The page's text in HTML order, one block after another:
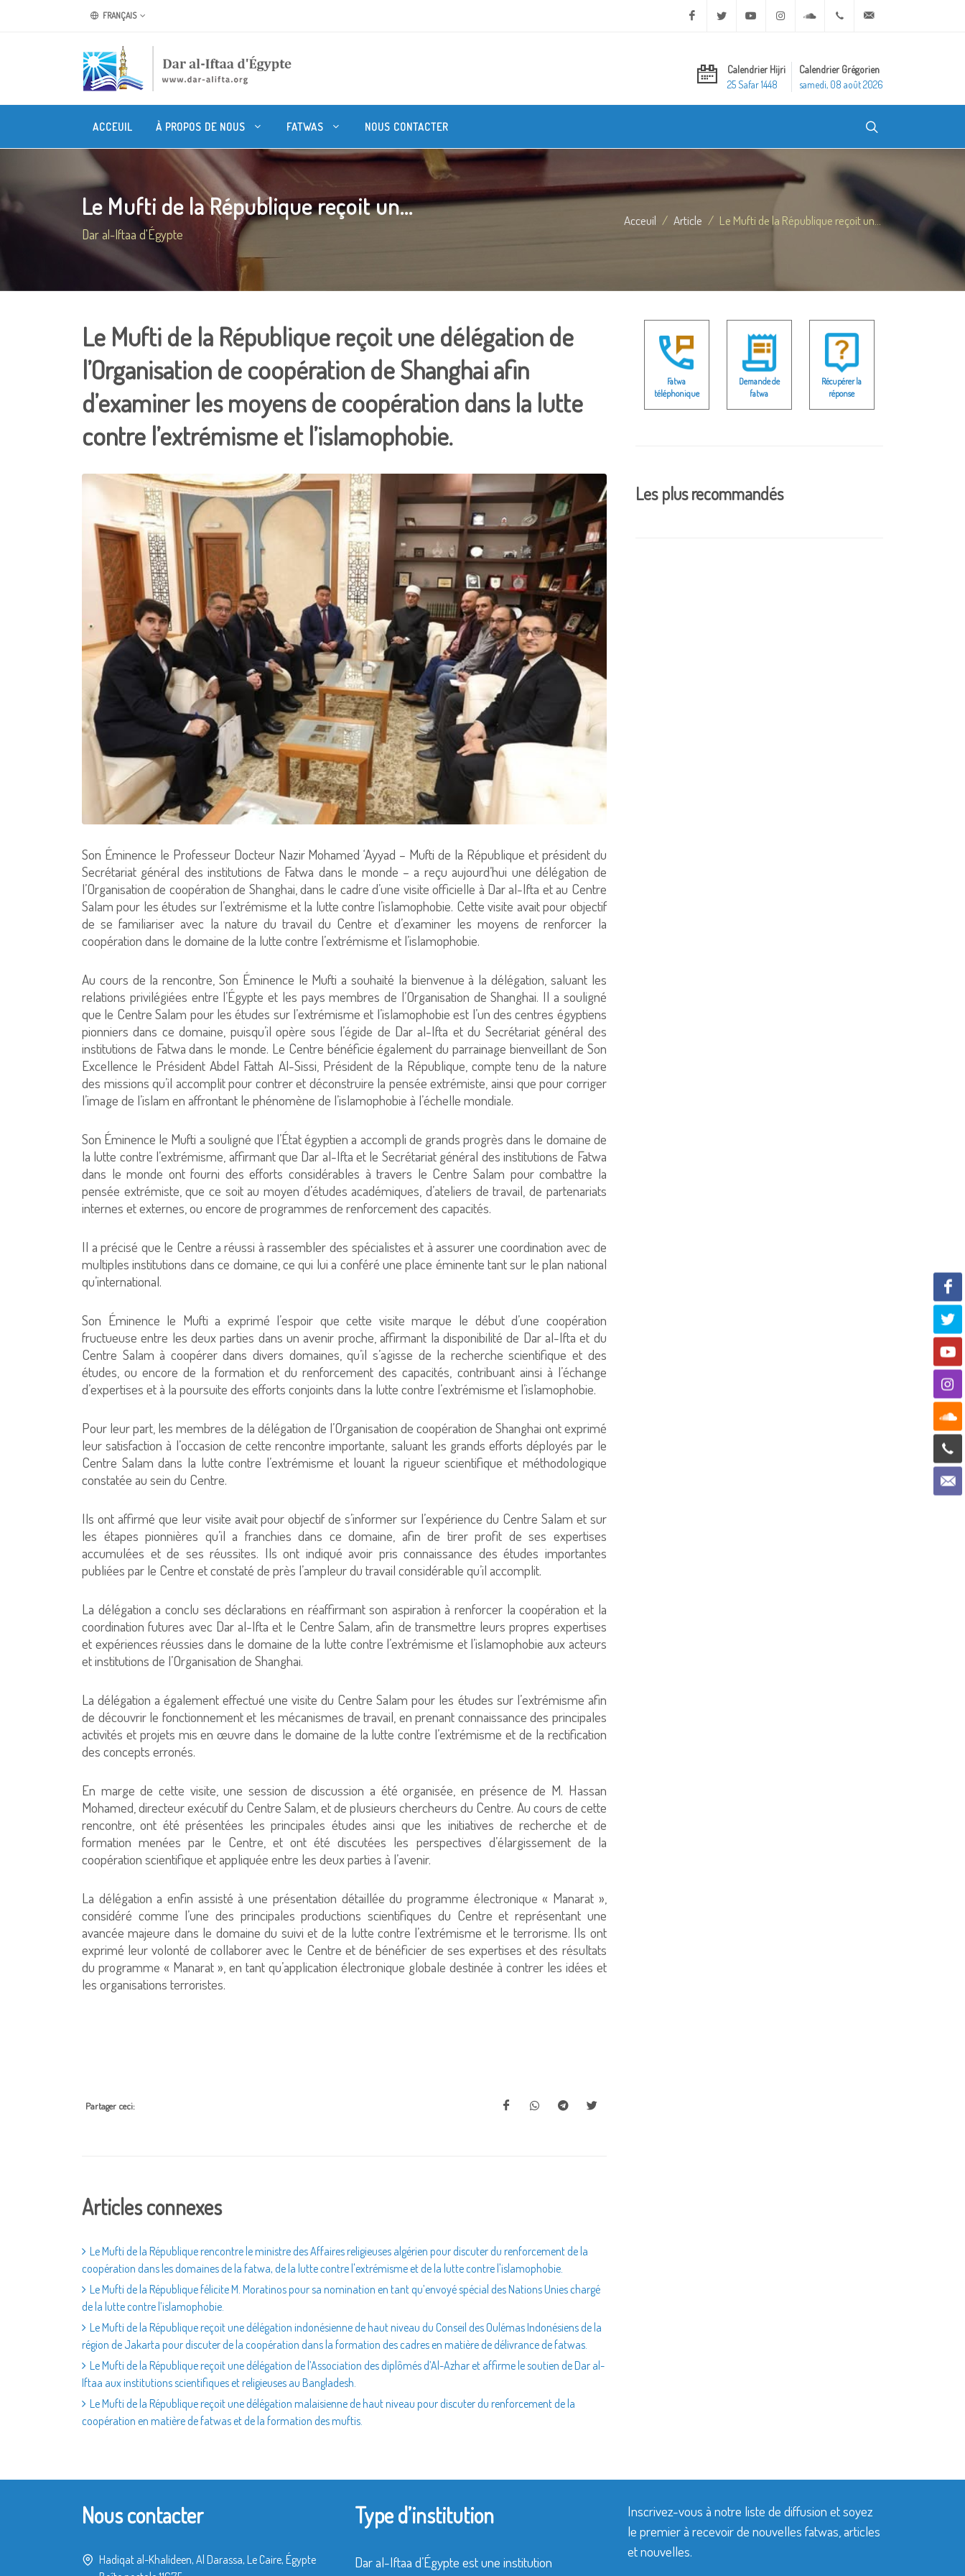
FRANÇAIS Facebook Twitter Youtube Instagram Soundcloud+20 2 25970400
Calendrier Hijri
25 Safar 1448
Calendrier Grégorien
samedi, 08 août 2026
ACCEUIL À PROPOS DE NOUS FATWAS NOUS CONTACTER
Le Mufti de la République reçoit un...
Dar al-Iftaa d'Égypte
Acceuil Article Le Mufti de la République reçoit un...
Le Mufti de la République reçoit une délégation de
l’Organisation de coopération de Shanghai afin
d’examiner les moyens de coopération dans la lutte
contre l’extrémisme et l’islamophobie.
Son Éminence le Professeur Docteur Nazir Mohamed ‘Ayyad – Mufti de la République et président du
Secrétariat général des institutions de Fatwa dans le monde – a reçu aujourd’hui une délégation de
l’Organisation de coopération de Shanghai, dans le cadre d’une visite officielle à Dar al-Ifta et au Centre
Salam pour les études sur l’extrémisme et la lutte contre l’islamophobie. Cette visite avait pour objectif
de se familiariser avec la nature du travail du Centre et d’examiner les moyens de renforcer la
coopération dans le domaine de la lutte contre l’extrémisme et l’islamophobie.
Au cours de la rencontre, Son Éminence le Mufti a souhaité la bienvenue à la délégation, saluant les
relations privilégiées entre l’Égypte et les pays membres de l’Organisation de Shanghai. Il a souligné
que le Centre Salam pour les études sur l’extrémisme et l’islamophobie est l’un des centres égyptiens
pionniers dans ce domaine, puisqu’il opère sous l’égide de Dar al-Ifta et du Secrétariat général des
institutions de Fatwa dans le monde. Le Centre bénéficie également du parrainage bienveillant de Son
Excellence le Président Abdel Fattah Al-Sissi, Président de la République, compte tenu de la nature
des missions qu’il accomplit pour contrer et déconstruire la pensée extrémiste, ainsi que pour corriger
l’image de l’islam en affrontant le phénomène de l’islamophobie à l’échelle mondiale.
Son Éminence le Mufti a souligné que l’État égyptien a accompli de grands progrès dans le domaine de
la lutte contre l’extrémisme, affirmant que Dar al-Ifta et le Secrétariat général des institutions de Fatwa
dans le monde ont fourni des efforts considérables à travers le Centre Salam pour combattre la
pensée extrémiste, que ce soit au moyen d’études académiques, d’ateliers de travail, de partenariats
internes et externes, ou encore de programmes de renforcement des capacités.
Il a précisé que le Centre a réussi à rassembler des spécialistes et à assurer une coordination avec de
multiples institutions dans ce domaine, ce qui lui a conféré une place éminente tant sur le plan national
qu’international.
Son Éminence le Mufti a exprimé l’espoir que cette visite marque le début d’une coopération
fructueuse entre les deux parties dans un avenir proche, affirmant la disponibilité de Dar al-Ifta et du
Centre Salam à coopérer dans divers domaines, qu’il s’agisse de la recherche scientifique et des
études, ou encore de la formation et du renforcement des capacités, contribuant ainsi à l’échange
d’expertises et à la poursuite des efforts conjoints dans la lutte contre l’extrémisme et l’islamophobie.
Pour leur part, les membres de la délégation de l’Organisation de coopération de Shanghai ont exprimé
leur satisfaction à l’occasion de cette rencontre importante, saluant les grands efforts déployés par le
Centre Salam dans la lutte contre l’extrémisme et louant la rigueur scientifique et méthodologique
constatée au sein du Centre.
Ils ont affirmé que leur visite avait pour objectif de s’informer sur l’expérience du Centre Salam et sur
les étapes pionnières qu’il a franchies dans ce domaine, afin de tirer profit de ses expertises
accumulées et de ses réussites. Ils ont indiqué avoir pris connaissance des études importantes
publiées par le Centre et constaté de près l’ampleur du travail considérable qu’il accomplit.
La délégation a conclu ses déclarations en réaffirmant son aspiration à renforcer la coopération et la
coordination futures avec Dar al-Ifta et le Centre Salam, afin de transmettre leurs propres expertises
et expériences réussies dans le domaine de la lutte contre l’extrémisme et l’islamophobie aux acteurs
et institutions de l’Organisation de Shanghai.
La délégation a également effectué une visite du Centre Salam pour les études sur l’extrémisme afin
de découvrir le fonctionnement et les mécanismes de travail, en prenant connaissance des principales
activités et projets mis en œuvre dans le domaine de la lutte contre l’extrémisme et de la rectification
des concepts erronés.
En marge de cette visite, une session de discussion a été organisée, en présence de M. Hassan
Mohamed, directeur exécutif du Centre Salam, et de plusieurs chercheurs du Centre. Au cours de cette
rencontre, ont été présentées les principales études ainsi que les initiatives de recherche et de
formation menées par le Centre, et ont été discutées les perspectives d’élargissement de la
coopération scientifique et appliquée entre les deux parties à l’avenir.
La délégation a enfin assisté à une présentation détaillée du programme électronique « Manarat »,
considéré comme l’une des principales productions scientifiques du Centre et représentant une
avancée majeure dans le domaine du suivi et de la lutte contre l’extrémisme et le terrorisme. Ils ont
exprimé leur volonté de collaborer avec le Centre et de bénéficier de ses expertises et des résultats
du programme « Manarat », en tant qu’application électronique globale destinée à contrer les idées et
les organisations terroristes.
Partager ceci:
Articles connexes
Le Mufti de la République rencontre le ministre des Affaires religieuses algérien pour discuter du renforcement de la
coopération dans les domaines de la fatwa, de la lutte contre l'extrémisme et de la lutte contre l'islamophobie.
Le Mufti de la République félicite M. Moratinos pour sa nomination en tant qu’envoyé spécial des Nations Unies chargé
de la lutte contre l’islamophobie.
Le Mufti de la République reçoit une délégation indonésienne de haut niveau du Conseil des Oulémas Indonésiens de la
région de Jakarta pour discuter de la coopération dans la formation des cadres en matière de délivrance de fatwas.
Le Mufti de la République reçoit une délégation de l’Association des diplômés d’Al-Azhar et affirme le soutien de Dar al-
Iftaa aux institutions scientifiques et religieuses au Bangladesh.
Le Mufti de la République reçoit une délégation malaisienne de haut niveau pour discuter du renforcement de la
coopération en matière de fatwas et de la formation des muftis.
Fatwa
téléphonique
Demande de
fatwa
Récupérer la
réponse
Les plus recommandés
Nous contacter
Hadiqat al-Khalideen, Al Darassa, Le Caire, Égypte
Type d’institution
Dar al-Iftaa d’Égypte est une institution
Inscrivez-vous à notre liste de diffusion et soyez
le premier à recevoir de nouvelles fatwas, articles
et nouvelles.